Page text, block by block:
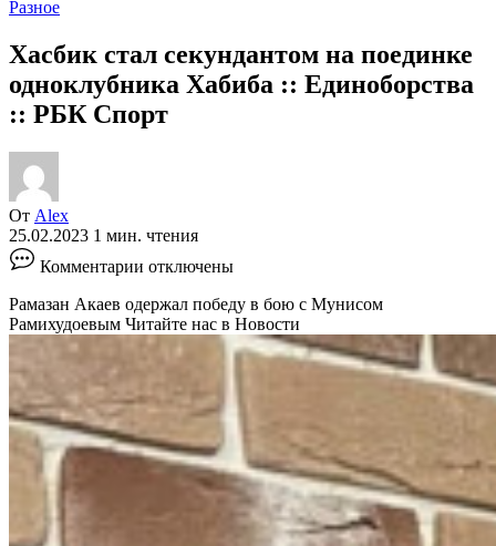
Разное
Хасбик стал секундантом на поединке
одноклубника Хабиба :: Единоборства
:: РБК Спорт
От Alex
25.02.2023 1 мин. чтения
Комментарии записи
стал
секундантом
одноклубника
Хабиба
::
Единоборства
отключены
Рамазан Акаев одержал победу в бою с Мунисом
Рамихудоевым Читайте нас в Новости